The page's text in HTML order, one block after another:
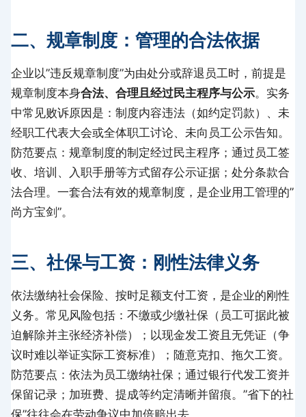
二、规章制度：管理的合法依据
企业以”违反规章制度”为由处分或辞退员工时，前提是
规章制度本身合法、合理且经过民主程序与公示。实务
中常见败诉原因是：制度内容违法（如约定罚款）、未
经职工代表大会或全体职工讨论、未向员工公示告知。
防范要点：规章制度的制定经过民主程序；通过员工签
收、培训、入职手册等方式留存公示证据；处分条款合
法合理。一套合法有效的规章制度，是企业用工管理的”
尚方宝剑”。
三、社保与工资：刚性法律义务
依法缴纳社会保险、按时足额支付工资，是企业的刚性
义务。常见风险包括：不缴或少缴社保（员工可据此被
迫解除并主张经济补偿）；以现金发工资且无凭证（争
议时难以举证实际工资标准）；随意克扣、拖欠工资。
防范要点：依法为员工缴纳社保；通过银行代发工资并
保留记录；加班费、提成等约定清晰并留痕。”省下的社